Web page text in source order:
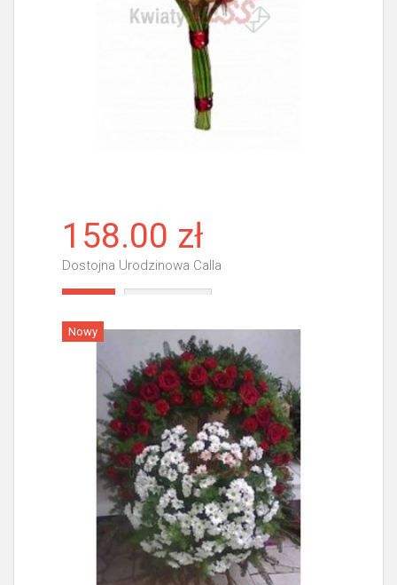
158.00 zł
Dostojna Urodzinowa Calla
Nowy